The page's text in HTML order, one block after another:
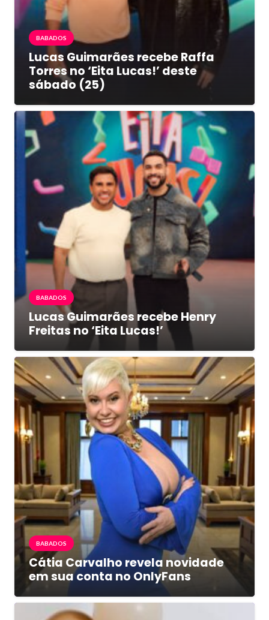
BABADOS
Lucas Guimarães recebe Raffa
Torres no ‘Eita Lucas!’ deste
sábado (25)
BABADOS
Lucas Guimarães recebe Henry
Freitas no ‘Eita Lucas!’
BABADOS
Cátia Carvalho revela novidade
em sua conta no OnlyFans